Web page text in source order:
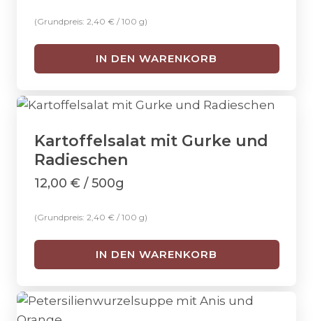
(Grundpreis: 2,40 €/ 100 g)
IN DEN WARENKORB
Kartoffelsalat mit Gurke und
Radieschen
12,00 € / 500g
(Grundpreis: 2,40 €/ 100 g)
IN DEN WARENKORB